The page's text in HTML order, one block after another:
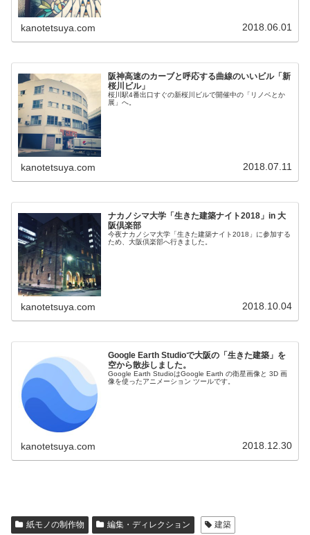
kanotetsuya.com 2018.06.01
阪神高速のカーブと呼応する曲線のいいビル「新
桜川ビル」
桜川駅4番出口すぐの新桜川ビルで開催中の「リノベとか
展」へ。
kanotetsuya.com 2018.07.11
ナカノシマ大学「生きた建築ナイト2018」in 大
阪倶楽部
今夜ナカノシマ大学「生きた建築ナイト2018」に参加する
ため、大阪倶楽部へ行きました。
kanotetsuya.com 2018.10.04
Google Earth Studioで大阪の「生きた建築」を
空から散歩しました。
Google Earth StudioはGoogle Earth の衛星画像と 3D 画
像を使ったアニメーション ツールです。
kanotetsuya.com 2018.12.30
紙モノの制作物 編集・ディレクション 建築